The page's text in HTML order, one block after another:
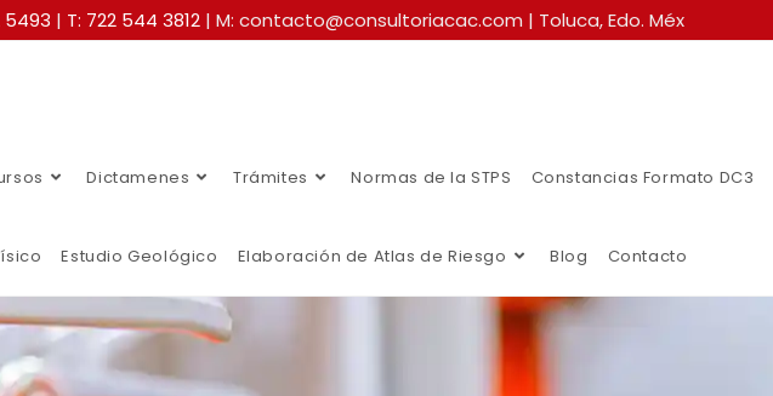
5493 | T: 722 544 3812 | M: contacto@consultoriacac.com | Toluca, Edo. Méx
Dictamenes Trámites Normas de la STPS Constancias Formato DC3
Estudio Geológico Elaboración de Atlas de Riesgo Blog Contacto